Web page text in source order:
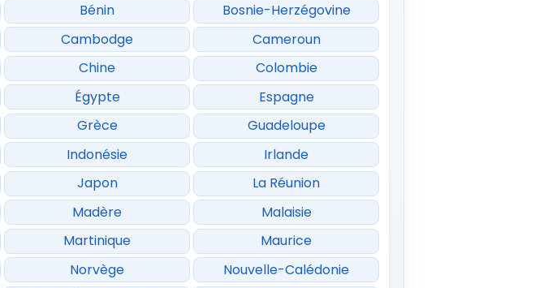
Bénin
Bosnie-Herzégovine
Cambodge
Cameroun
Chine
Colombie
Égypte
Espagne
Grèce
Guadeloupe
Indonésie
Irlande
Japon
La Réunion
Madère
Malaisie
Martinique
Maurice
Norvège
Nouvelle-Calédonie